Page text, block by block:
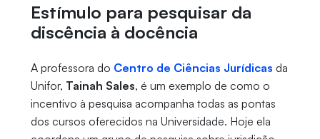
Estímulo para pesquisar da
discência à docência
A professora do Centro de Ciências Jurídicas da
Unifor, Tainah Sales, é um exemplo de como o
incentivo à pesquisa acompanha todas as pontas
dos cursos oferecidos na Universidade. Hoje ela